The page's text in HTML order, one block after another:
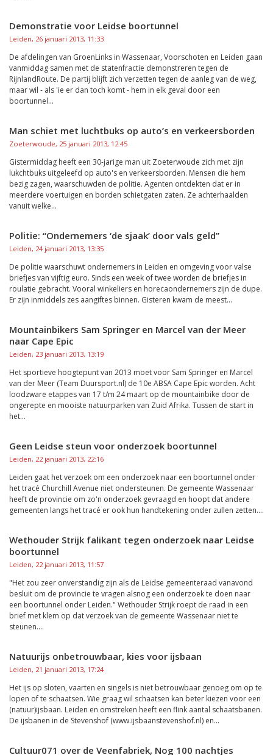
Demonstratie voor Leidse boortunnel
Leiden, 26 januari 2013, 11:33
De afdelingen van GroenLinks in Wassenaar, Voorschoten en Leiden gaan
vanmiddag samen met de statenfractie demonstreren tegen de
RijnlandRoute. De partij blijft zich verzetten tegen de aanleg van de weg,
maar wil - als 'ie er dan toch komt - hem in elk geval door een
boortunnel...
Man schiet met luchtbuks op auto’s en verkeersborden
Zoeterwoude, 25 januari 2013, 12:45
Gistermiddag heeft een 30-jarige man uit Zoeterwoude zich met zijn
lukchtbuks uitgeleefd op auto's en verkeersborden. Mensen die hem
bezig zagen, waarschuwden de politie. Agenten ontdekten dat er in
meerdere voertuigen en borden schietgaten zaten. Ze achterhaalden
vanuit welke...
Politie: “Ondernemers ‘de sjaak’ door vals geld”
Leiden, 24 januari 2013, 13:35
De politie waarschuwt ondernemers in Leiden en omgeving voor valse
briefjes van vijftig euro. Sinds een week of twee worden de briefjes in
roulatie gebracht. Vooral winkeliers en horecaondernemers zijn de dupe.
Er zijn inmiddels zes aangiftes binnen. Gisteren kwam de meest...
Mountainbikers Sam Springer en Marcel van der Meer
naar Cape Epic
Leiden, 23 januari 2013, 13:19
Het sportieve hoogtepunt van 2013 moet voor Sam Springer en Marcel
van der Meer (Team Duursport.nl) de 10e ABSA Cape Epic worden. Acht
loodzware etappes van 17 t/m 24 maart op de mountainbike door de
ongerepte en mooiste natuurparken van Zuid Afrika. Tussen de start in
het...
Geen Leidse steun voor onderzoek boortunnel
Leiden, 22 januari 2013, 22:16
Leiden gaat het verzoek om een onderzoek naar een boortunnel onder
het tracé Churchill Avenue niet ondersteunen. De gemeente Wassenaar
heeft de provincie om zo'n onderzoek gevraagd en hoopt dat andere
gemeenten langs het tracé er ook hun handtekening onder zullen zetten....
Wethouder Strijk falikant tegen onderzoek naar Leidse
boortunnel
Leiden, 22 januari 2013, 11:57
"Het zou zeer onverstandig zijn als de Leidse gemeenteraad vanavond
besluit om de provincie te vragen alsnog een onderzoek te doen naar
een boortunnel onder Leiden." Wethouder Strijk roept de raad in een
brief met klem op dat verzoek van de gemeente Wassenaar niet te
steunen....
Natuurijs onbetrouwbaar, kies voor ijsbaan
Leiden, 21 januari 2013, 17:24
Het ijs op sloten, vaarten en singels is niet betrouwbaar genoeg om op te
lopen of te schaatsen. Wie graag wil schaatsen kan beter kiezen voor een
(natuur)ijsbaan. Leiden en omstreken heeft een flink aantal schaatsbanen.
De ijsbanen in de Stevenshof (www.ijsbaanstevenshof.nl) en...
Cultuur071 over de Veenfabriek, Nog 100 nachtjes